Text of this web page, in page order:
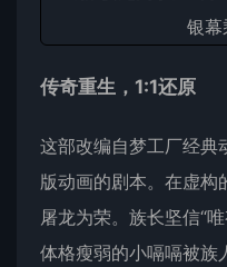
传奇重生，1:1还原
这部改编自梦工厂经典
版动画的剧本。在虚构
屠龙为荣。族长坚信“
体格瘦弱的小嗝嗝被族